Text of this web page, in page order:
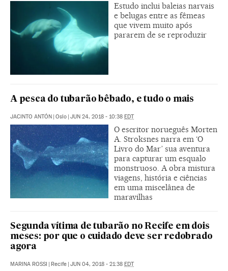
Estudo inclui baleias narvais
e belugas entre as fêmeas
que vivem muito após
pararem de se reproduzir
A pesca do tubarão bêbado, e tudo o mais
JACINTO ANTÓN | Oslo | JUN 24, 2018 - 10:38 EDT
O escritor norueguês Morten
A. Stroksnes narra em ‘O
Livro do Mar’ sua aventura
para capturar um esqualo
monstruoso. A obra mistura
viagens, história e ciências
em uma miscelânea de
maravilhas
Segunda vítima de tubarão no Recife em dois
meses: por que o cuidado deve ser redobrado
agora
MARINA ROSSI | Recife | JUN 04, 2018 - 21:38 EDT